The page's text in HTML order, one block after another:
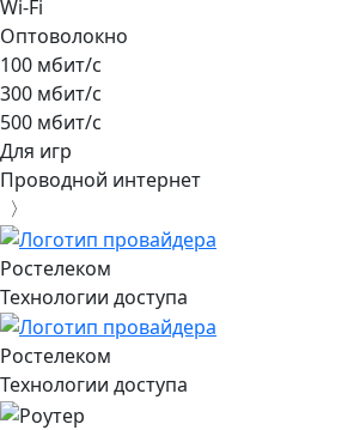
Wi-Fi
Оптоволокно
100 мбит/с
300 мбит/с
500 мбит/с
Для игр
Проводной интернет
〉
Ростелеком
Технологии доступа
Ростелеком
Технологии доступа